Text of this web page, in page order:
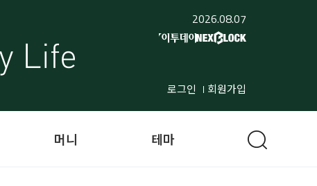
2026.08.07
로그인 회원가입
머니 테마